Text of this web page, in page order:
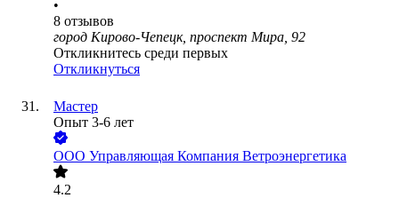
•
8 отзывов
город Кирово-Чепецк, проспект Мира, 92
Откликнитесь среди первых
Откликнуться
Мастер
Опыт 3-6 лет
ООО Управляющая Компания Ветроэнергетика
4.2